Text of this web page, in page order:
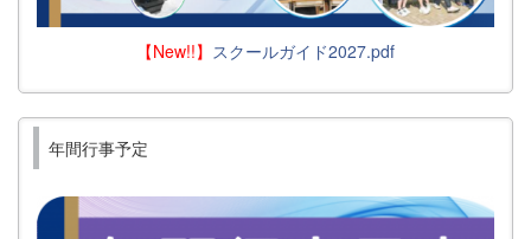
【New!!】 スクールガイド2027.pdf
年間行事予定